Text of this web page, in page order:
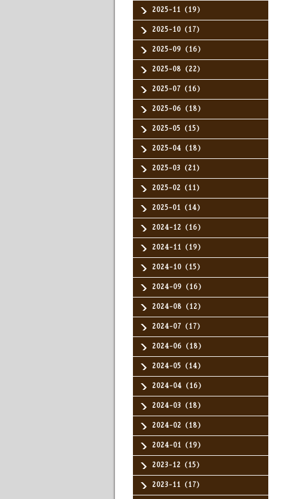
2025-11（19）
2025-10（17）
2025-09（16）
2025-08（22）
2025-07（16）
2025-06（18）
2025-05（15）
2025-04（18）
2025-03（21）
2025-02（11）
2025-01（14）
2024-12（16）
2024-11（19）
2024-10（15）
2024-09（16）
2024-08（12）
2024-07（17）
2024-06（18）
2024-05（14）
2024-04（16）
2024-03（18）
2024-02（18）
2024-01（19）
2023-12（15）
2023-11（17）